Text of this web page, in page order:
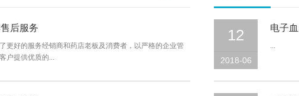
后服务
更好的服务经销商和药店老板及消费者，以严格的企业管
户提供优质的...
12
2018-06
电子
...